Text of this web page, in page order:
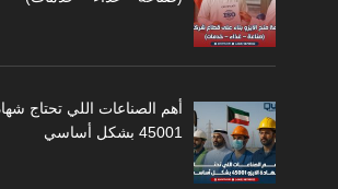
أهم الصناعات اللي تحتاج
45001 بشكل أساسي